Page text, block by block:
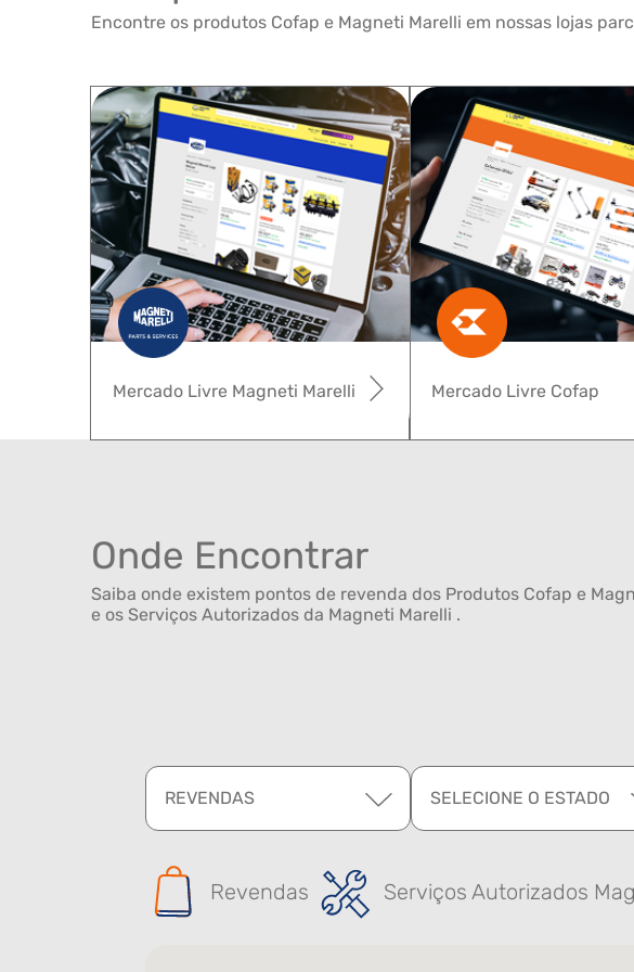
Encontre os produtos Cofap e Magneti Marelli em nossas lojas
Mercado Livre Cofap
Mercado Livre Magneti Marelli
Onde Encontrar
Saiba onde existem pontos de revenda dos Produtos Cofap e
e os Serviços Autorizados da Magneti Marelli .
REVENDAS SELECIONE O ESTADO
Revendas Serviços Autorizados